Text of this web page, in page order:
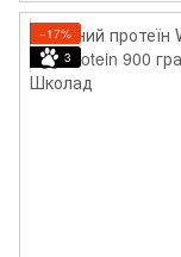
−17%
3